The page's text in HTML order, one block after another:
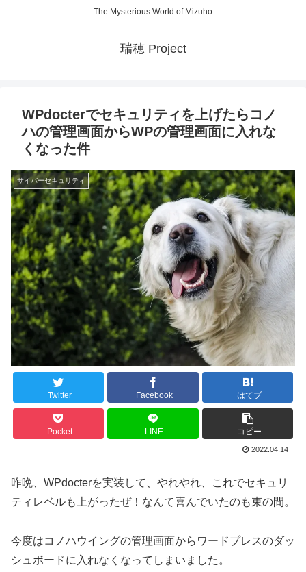
The Mysterious World of Mizuho
瑞穂 Project
WPdocterでセキュリティを上げたらコノ
ハの管理画面からWPの管理画面に入れな
くなった件
サイバーセキュリティ
Twitter Facebook はてブ
Pocket LINE コピー
2022.04.14
昨晩、WPdocterを実装して、やれやれ、これでセキュリ
ティレベルも上がったぜ！なんて喜んでいたのも束の間。
今度はコノハウイングの管理画面からワードプレスのダッ
シュボードに入れなくなってしまいました。